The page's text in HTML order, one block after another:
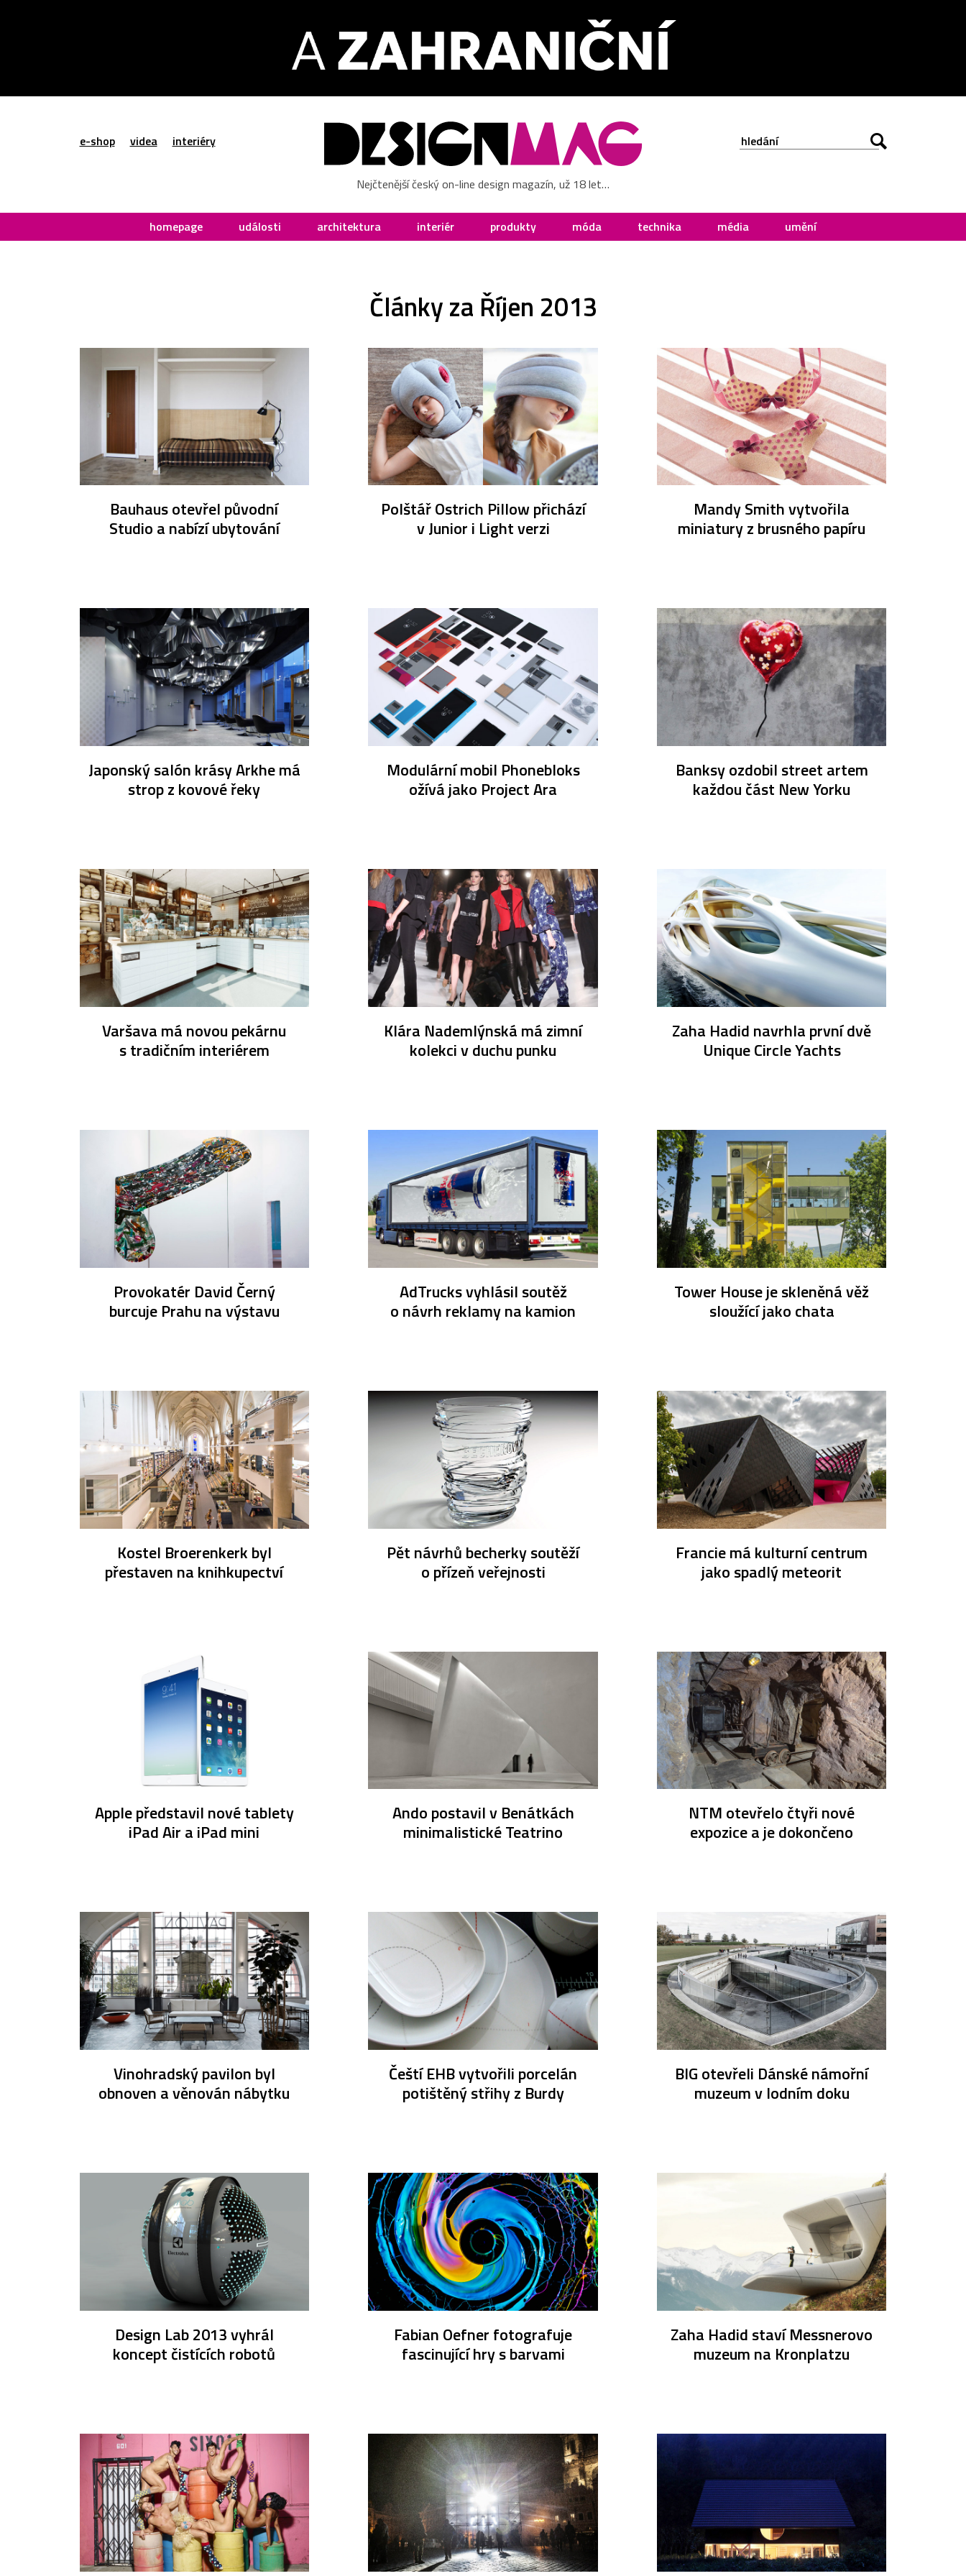
e-shop videa interiéry
Nejčtenější český on-line design magazín, už 18 let…
homepage události architektura interiér produkty móda technika média umění
Články za Říjen 2013
Bauhaus otevřel původní
Studio a nabízí ubytování
Polštář Ostrich Pillow přichází
v Junior i Light verzi
Mandy Smith vytvořila
miniatury z brusného papíru
Japonský salón krásy Arkhe má
strop z kovové řeky
Modulární mobil Phonebloks
ožívá jako Project Ara
Banksy ozdobil street artem
každou část New Yorku
Varšava má novou pekárnu
s tradičním interiérem
Klára Nademlýnská má zimní
kolekci v duchu punku
Zaha Hadid navrhla první dvě
Unique Circle Yachts
Provokatér David Černý
burcuje Prahu na výstavu
AdTrucks vyhlásil soutěž
o návrh reklamy na kamion
Tower House je skleněná věž
sloužící jako chata
Kostel Broerenkerk byl
přestaven na knihkupectví
Pět návrhů becherky soutěží
o přízeň veřejnosti
Francie má kulturní centrum
jako spadlý meteorit
Apple představil nové tablety
iPad Air a iPad mini
Ando postavil v Benátkách
minimalistické Teatrino
NTM otevřelo čtyři nové
expozice a je dokončeno
Vinohradský pavilon byl
obnoven a věnován nábytku
Čeští EHB vytvořili porcelán
potištěný střihy z Burdy
BIG otevřeli Dánské námořní
muzeum v lodním doku
Design Lab 2013 vyhrál
koncept čistících robotů
Fabian Oefner fotografuje
fascinující hry s barvami
Zaha Hadid staví Messnerovo
muzeum na Kronplatzu